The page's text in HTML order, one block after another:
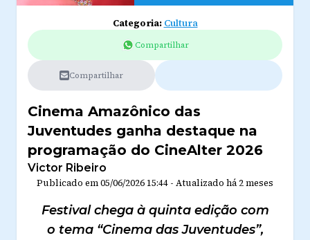
Categoria: Cultura
Compartilhar
Compartilhar
Cinema Amazônico das
Juventudes ganha destaque na
programação do CineAlter 2026
Victor Ribeiro
Publicado em05/06/2026 15:44 - Atualizado há 2 meses
Festival chega à quinta edição com
o tema “Cinema das Juventudes”,